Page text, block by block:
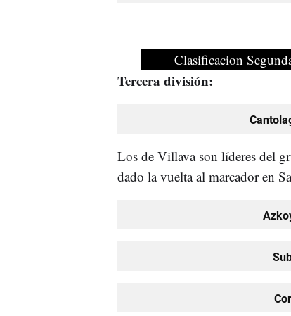
Clasificacion
Tercera división:
Los de Villava son líderes del
dado la vuelta al marcador en